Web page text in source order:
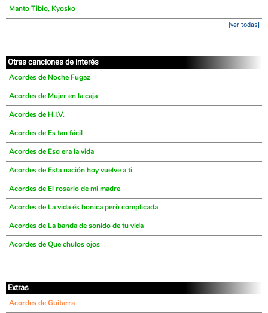
Manto Tibio, Kyosko
[ver todas]
Otras canciones de interés
Acordes de Noche Fugaz
Acordes de Mujer en la caja
Acordes de H.I.V.
Acordes de Es tan fácil
Acordes de Eso era la vida
Acordes de Esta nación hoy vuelve a ti
Acordes de El rosario de mi madre
Acordes de La vida és bonica però complicada
Acordes de La banda de sonido de tu vida
Acordes de Que chulos ojos
Extras
Acordes de Guitarra